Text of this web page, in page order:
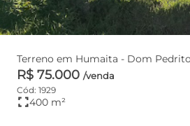
Terreno em Humaita - Dom Pedrito
R$ 75.000 /venda
Cód: 1929
fullscreen400 m²